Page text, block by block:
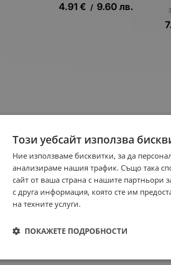
4.91 € / 9.60 лв.
Този уебсайт използва
Ние използваме бисквитки, за да
анализираме нашия трафик. Също така
сайт от ваша страна с нашите партньори
с друга информация, която сте им
на техните услуги.
ПОКАЖЕТЕ ПОДРОБНОСТИ